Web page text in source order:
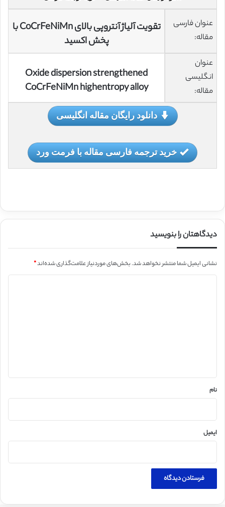
عنوان فارسی
مقاله:
تقویت آلیاژ آنتروپی بالای CoCrFeNiMn با
پخش اکسید
عنوان
انگلیسی
مقاله:
Oxide dispersion strengthened
CoCrFeNiMn highentropy alloy
دانلود رایگان مقاله انگلیسی
خرید ترجمه فارسی مقاله با فرمت ورد
دیدگاهتان را بنویسید
نشانی ایمیل شما منتشر نخواهد شد.بخش‌های موردنیاز علامت‌گذاری شده‌اند*
نام
ایمیل